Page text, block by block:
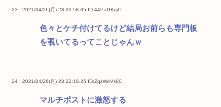
23 : 2021/04/26(月) 23:30:58.35 ID:44PaGKgi0
色々とケチ付けてるけど結局お前らも専門板
を覗いてるってことじゃんｗ
24 : 2021/04/26(月) 23:32:19.25 ID:ZqzWeVk80
マルチポストに激怒する